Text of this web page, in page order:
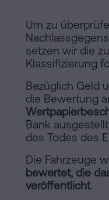
Um zu
setzen wir die
Klassifizierung
Bezüglich Geld
die Bewertung
Bank
des Todes des
Die Fahrzeuge
bewertet, die
veröffentlicht.